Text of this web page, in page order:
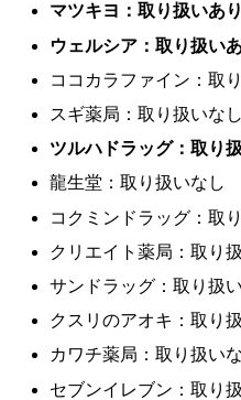
マツキヨ：取り扱いあり
ウェルシア：取り扱い
ココカラファイン：取
スギ薬局：取り扱いなし
ツルハドラッグ：取り
龍生堂：取り扱いなし
コクミンドラッグ：取
クリエイト薬局：取り
サンドラッグ：取り扱
クスリのアオキ：取り
カワチ薬局：取り扱い
セブンイレブン：取り